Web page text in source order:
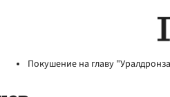
Покушение на главу